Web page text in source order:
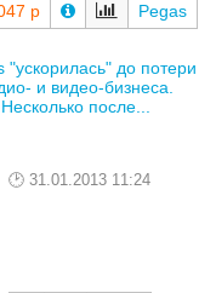
р Pegas
"ускорилась" до потери
и видео-бизнеса.
Несколько после...
31.01.2013 11:24